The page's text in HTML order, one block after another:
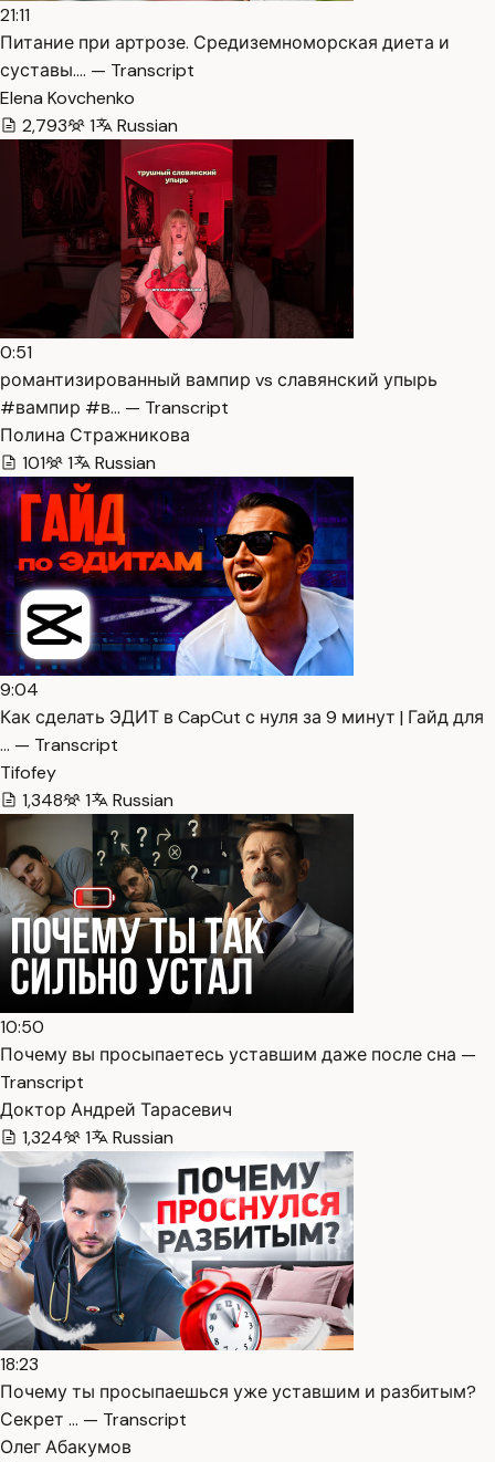
21:11
Питание при артрозе. Средиземноморская диета и
суставы.… — Transcript
Elena Kovchenko
2,793
1 Russian
0:51
романтизированный вампир vs славянский упырь
#вампир #в… — Transcript
Полина Стражникова
101
1 Russian
9:04
Как сделать ЭДИТ в CapCut с нуля за 9 минут | Гайд для
… — Transcript
Tifofey
1,348
1 Russian
10:50
Почему вы просыпаетесь уставшим даже после сна —
Transcript
Доктор Андрей Тарасевич
1,324
1 Russian
18:23
Почему ты просыпаешься уже уставшим и разбитым?
Секрет … — Transcript
Олег Абакумов